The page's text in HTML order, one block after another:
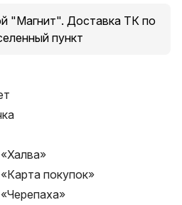
из ламинированной ДСП
- право/лево.
большие ящики для
поворотно-раскладной, на
650р (стол в комплекте
"Магнит". Доставка ТК по
пункт
покупок»